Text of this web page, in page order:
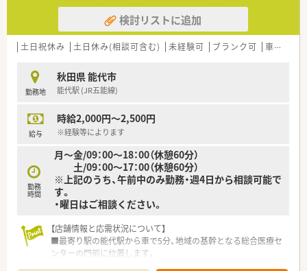
検討リストに追加
土日祝休み 土日休み(相談可含む) 未経験可 ブランク可 車通勤可
勤務地
秋田県 能代市
能代駅 (JR五能線)
給与
時給2,000円～2,500円
※経験等によります
勤務
時間
月～金/09：00～18：00（休憩60分）
土/09：00～17：00（休憩60分）
※上記のうち、午前中のみ勤務・週4日から相談可能で
す。
・曜日はご相談ください。
【店舗情報と応需状況について】
■最寄り駅の能代駅から車で5分、地域の基幹となる総合医療セ
ンターの門前に位置します。